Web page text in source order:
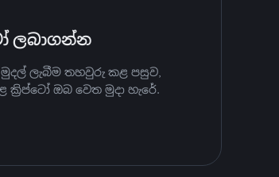
ලබාගන්න
ලැබීම තහවුරු කළ පසුව,
ක්‍රිප්ටෝ ඔබ වෙත මුදා හැරේ.